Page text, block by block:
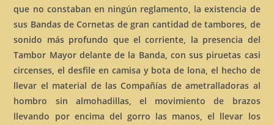
que no constaban en ningún reglamento, la existencia de
sus Bandas de Cornetas de gran cantidad de tambores, de
sonido más profundo que el corriente, la presencia del
Tambor Mayor delante de la Banda, con sus piruetas casi
circenses, el desfile en camisa y bota de lona, el hecho de
llevar el material de las Compañías de ametralladoras al
hombro sin almohadillas, el movimiento de brazos
llevando por encima del gorro las manos, el llevar los